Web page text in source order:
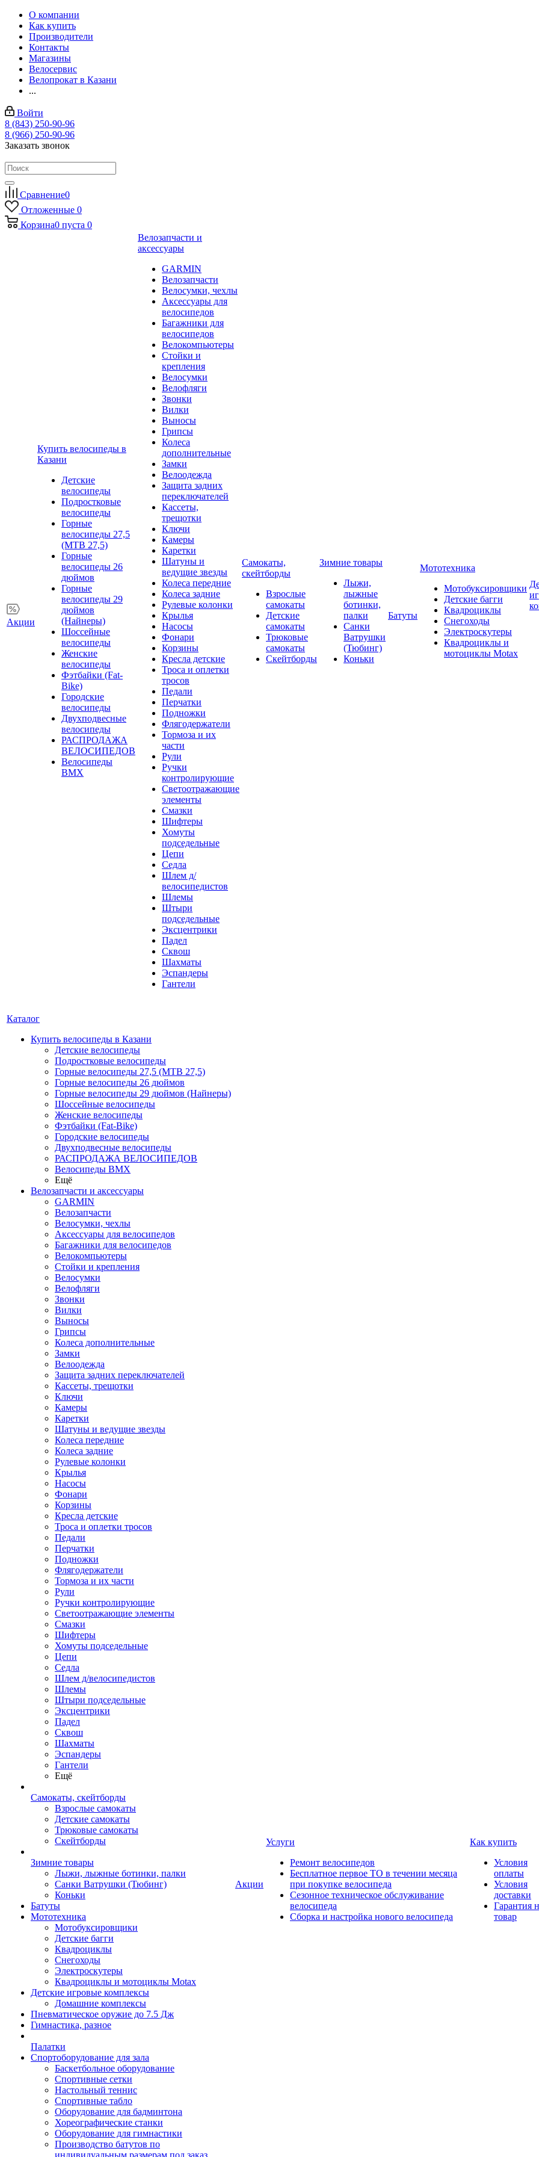
О компании
Как купить
Производители
Контакты
Магазины
Велосервис
Велопрокат в Казани
...
Войти
8 (843) 250-90-96
8 (966) 250-90-96
Заказать звонок
Сравнение0
Отложенные 0
Корзина0 пуста 0
Акции
Купить велосипеды в
Казани
Детские
велосипеды
Подростковые
велосипеды
Горные
велосипеды 27,5
(MTB 27,5)
Горные
велосипеды 26
дюймов
Горные
велосипеды 29
дюймов
(Найнеры)
Шоссейные
велосипеды
Женские
велосипеды
Фэтбайки (Fat-
Bike)
Городские
велосипеды
Двухподвесные
велосипеды
РАСПРОДАЖА
ВЕЛОСИПЕДОВ
Велосипеды
BMX
Велозапчасти и
аксессуары
GARMIN
Велозапчасти
Велосумки, чехлы
Аксессуары для
велосипедов
Багажники для
велосипедов
Велокомпьютеры
Стойки и
крепления
Велосумки
Велофляги
Звонки
Вилки
Выносы
Грипсы
Колеса
дополнительные
Замки
Велоодежда
Защита задних
переключателей
Кассеты,
трещотки
Ключи
Камеры
Каретки
Шатуны и
ведущие звезды
Колеса передние
Колеса задние
Рулевые колонки
Крылья
Насосы
Фонари
Корзины
Кресла детские
Троса и оплетки
тросов
Педали
Перчатки
Подножки
Флягодержатели
Тормоза и их
части
Рули
Ручки
контролирующие
Светоотражающие
элементы
Смазки
Шифтеры
Хомуты
подседельные
Цепи
Седла
Шлем д/
велосипедистов
Шлемы
Штыри
подседельные
Эксцентрики
Падел
Сквош
Шахматы
Эспандеры
Гантели
Самокаты,
скейтборды
Взрослые
самокаты
Детские
самокаты
Трюковые
самокаты
Скейтборды
Зимние товары
Лыжи,
лыжные
ботинки,
палки
Санки
Ватрушки
(Тюбинг)
Коньки
Батуты
Мототехника
Мотобуксировщики
Детские багги
Квадроциклы
Снегоходы
Электроскутеры
Квадроциклы и
мотоциклы Motax
Каталог
Купить велосипеды в Казани
Детские велосипеды
Подростковые велосипеды
Горные велосипеды 27,5 (MTB 27,5)
Горные велосипеды 26 дюймов
Горные велосипеды 29 дюймов (Найнеры)
Шоссейные велосипеды
Женские велосипеды
Фэтбайки (Fat-Bike)
Городские велосипеды
Двухподвесные велосипеды
РАСПРОДАЖА ВЕЛОСИПЕДОВ
Велосипеды BMX
Ещё
Велозапчасти и аксессуары
GARMIN
Велозапчасти
Велосумки, чехлы
Аксессуары для велосипедов
Багажники для велосипедов
Велокомпьютеры
Стойки и крепления
Велосумки
Велофляги
Звонки
Вилки
Выносы
Грипсы
Колеса дополнительные
Замки
Велоодежда
Защита задних переключателей
Кассеты, трещотки
Ключи
Камеры
Каретки
Шатуны и ведущие звезды
Колеса передние
Колеса задние
Рулевые колонки
Крылья
Насосы
Фонари
Корзины
Кресла детские
Троса и оплетки тросов
Педали
Перчатки
Подножки
Флягодержатели
Тормоза и их части
Рули
Ручки контролирующие
Светоотражающие элементы
Смазки
Шифтеры
Хомуты подседельные
Цепи
Седла
Шлем д/велосипедистов
Шлемы
Штыри подседельные
Эксцентрики
Падел
Сквош
Шахматы
Эспандеры
Гантели
Ещё
Самокаты, скейтборды
Взрослые самокаты
Детские самокаты
Трюковые самокаты
Скейтборды
Зимние товары
Лыжи, лыжные ботинки, палки
Санки Ватрушки (Тюбинг)
Коньки
Батуты
Мототехника
Мотобуксировщики
Детские багги
Квадроциклы
Снегоходы
Электроскутеры
Квадроциклы и мотоциклы Motax
Детские игровые комплексы
Домашние комплексы
Пневматическое оружие до 7.5 Дж
Гимнастика, разное
Палатки
Спортоборудование для зала
Баскетбольное оборудование
Спортивные сетки
Настольный теннис
Спортивные табло
Оборудование для бадминтона
Хореографические станки
Оборудование для гимнастики
Производство батутов по
индивидуальным размерам под заказ
Акции
Услуги
Ремонт велосипедов
Бесплатное первое ТО в течении месяца
при покупке велосипеда
Сезонное техническое обслуживание
велосипеда
Сборка и настройка нового велосипеда
Как купить
Условия
оплаты
Условия
доставки
Гарантия
товар